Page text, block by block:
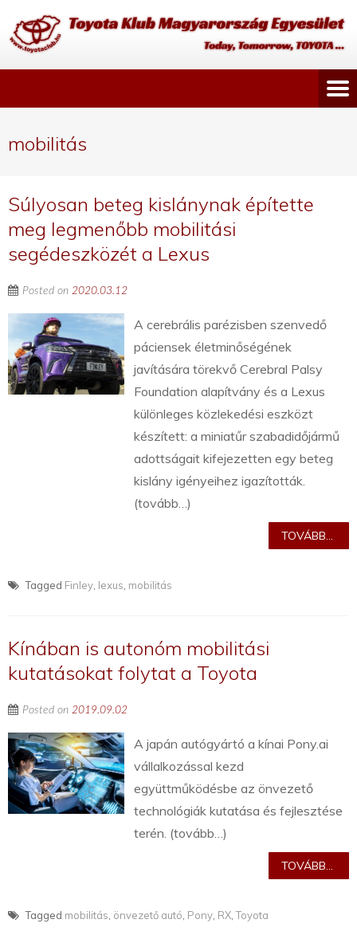
mobilitás
Súlyosan beteg kislánynak építette
meg legmenőbb mobilitási
segédeszközét a Lexus
Posted on 2020.03.12
A cerebrális parézisben szenvedő
páciensek életminőségének
javítására törekvő Cerebral Palsy
Foundation alapítvány és a Lexus
különleges közlekedési eszközt
készített: a miniatűr szabadidőjármű
adottságait kifejezetten egy beteg
kislány igényeihez igazították.
(tovább…)
TOVÁBB...
Tagged Finley lexus mobilitás
Kínában is autonóm mobilitási
kutatásokat folytat a Toyota
Posted on 2019.09.02
A japán autógyártó a kínai Pony.ai
vállalkozással kezd
együttműködésbe az önvezető
technológiák kutatása és fejlesztése
terén. (tovább…)
TOVÁBB...
Tagged mobilitás önvezető autó Pony RX ,Toyota